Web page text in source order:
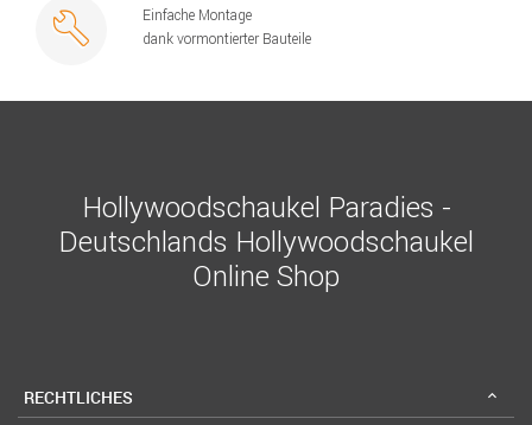
Einfache Montage
dank vormontierter Bauteile
Hollywoodschaukel Paradies -
Deutschlands Hollywoodschaukel
Online Shop
RECHTLICHES